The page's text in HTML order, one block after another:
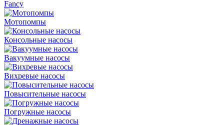
Fancy
Мотопомпы
Консольные насосы
Вакуумные насосы
Вихревые насосы
Повысительные насосы
Погружные насосы